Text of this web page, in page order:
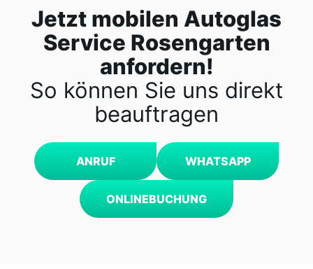
Jetzt mobilen Autoglas
Service Rosengarten
anfordern!
So können Sie uns direkt
beauftragen
ANRUF WHATSAPP
ONLINEBUCHUNG